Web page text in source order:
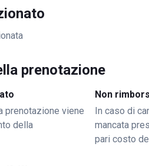
prenotazione
prenotazione viene
della
Non
In caso di
mancata
pari costo